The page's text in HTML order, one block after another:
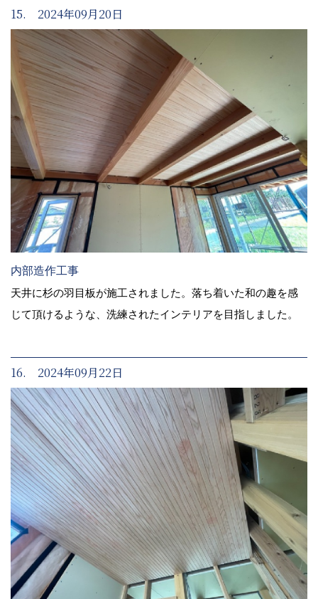
15. 2024年09月20日
内部造作工事
天井に杉の羽目板が施工されました。落ち着いた和の趣を感
じて頂けるような、洗練されたインテリアを目指しました。
16. 2024年09月22日